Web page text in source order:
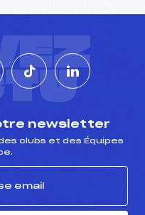
newsletter
clubs et des Équipes